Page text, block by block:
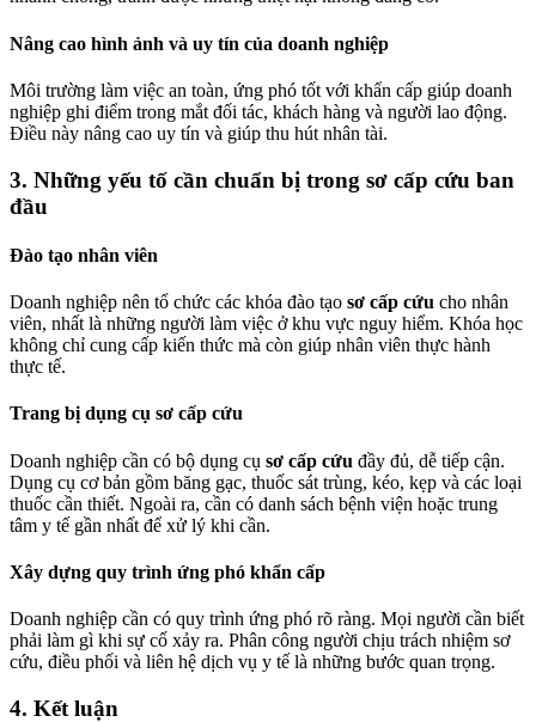
Nâng cao hình ảnh và uy tín của doanh nghiệp
Môi trường làm việc an toàn, ứng phó tốt với khẩn cấp giúp doanh
nghiệp ghi điểm trong mắt đối tác, khách hàng và người lao động.
Điều này nâng cao uy tín và giúp thu hút nhân tài.
3. Những yếu tố cần chuẩn bị trong sơ cấp cứu ban
đầu
Đào tạo nhân viên
Doanh nghiệp nên tổ chức các khóa đào tạo sơ cấp cứu cho nhân
viên, nhất là những người làm việc ở khu vực nguy hiểm. Khóa học
không chỉ cung cấp kiến thức mà còn giúp nhân viên thực hành
thực tế.
Trang bị dụng cụ sơ cấp cứu
Doanh nghiệp cần có bộ dụng cụ sơ cấp cứu đầy đủ, dễ tiếp cận.
Dụng cụ cơ bản gồm băng gạc, thuốc sát trùng, kéo, kẹp và các loại
thuốc cần thiết. Ngoài ra, cần có danh sách bệnh viện hoặc trung
tâm y tế gần nhất để xử lý khi cần.
Xây dựng quy trình ứng phó khẩn cấp
Doanh nghiệp cần có quy trình ứng phó rõ ràng. Mọi người cần biết
phải làm gì khi sự cố xảy ra. Phân công người chịu trách nhiệm sơ
cứu, điều phối và liên hệ dịch vụ y tế là những bước quan trọng.
4. Kết luận